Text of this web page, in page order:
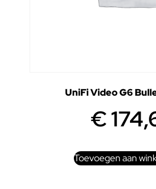
UniFi Video G6
€
Toevoegen aan